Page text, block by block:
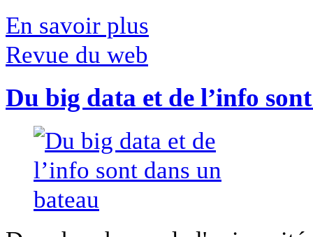
En savoir plus
Revue du web
Du big data et de l’info